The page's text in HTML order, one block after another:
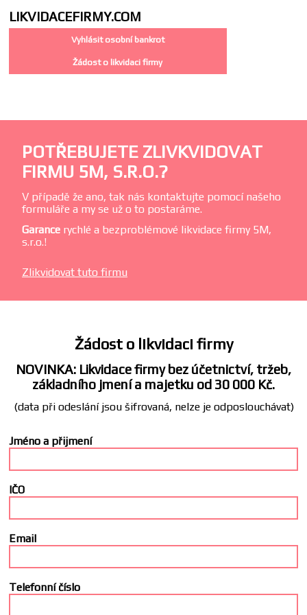
LIKVIDACEFIRMY.COM
Vyhlásit osobní bankrot
Žádost o likvidaci firmy
POTŘEBUJETE ZLIVKVIDOVAT
FIRMU 5M, S.R.O.?
V případě že ano, tak nás kontaktujte pomocí našeho
formuláře a my se už o to postaráme.
Garance rychlé a bezproblémové likvidace firmy 5M,
s.r.o.!
Zlikvidovat tuto firmu
Žádost o likvidaci firmy
NOVINKA: Likvidace firmy bez účetnictví, tržeb,
základního jmení a majetku od 30 000 Kč.
(data při odeslání jsou šifrovaná, nelze je odposlouchávat)
Jméno a přijmení
IČO
Email
Telefonní číslo